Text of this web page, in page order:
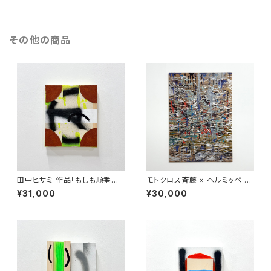
その他の商品
田中ヒサミ 作品「もしも順番を
間違えたとしても 」
¥31,000
モトクロス斉藤 × ヘルミッペ 合
作
¥30,000